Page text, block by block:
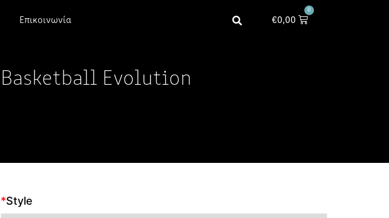
Επικοινωνία €0,00
0
Basketball Evolution
*Style